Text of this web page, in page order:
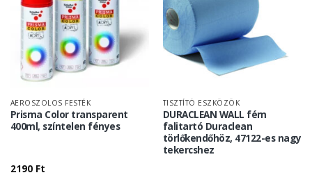
AEROSZOLOS FESTÉK
Prisma Color transparent
400ml, színtelen fényes
2190 Ft
TISZTÍTÓ ESZKÖZÖK
DURACLEAN WALL fém
falitartó Duraclean
törlőkendőhöz, 47122-es nagy
tekercshez